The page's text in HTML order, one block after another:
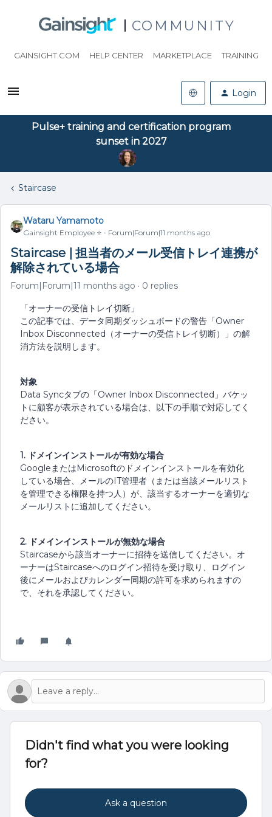
COMMUNITY
GAINSIGHT.COM HELP CENTER MARKETPLACE TRAINING
Login
Pulse+ training and certification program
sunset in 2027
Staircase
Wataru Yamamoto
Gainsight Employee ⭐️ Forum|Forum|11 months ago
Staircase | 担当者のメール受信トレイ連携が
解除されている場合
Forum|Forum|11 months ago 0 replies
「オーナーの受信トレイ切断」
この記事では、データ同期ダッシュボードの警告「Owner
Inbox Disconnected（オーナーの受信トレイ切断）」の解
消方法を説明します。
対象
Data Syncタブの「Owner Inbox Disconnected」バケッ
トに顧客が表示されている場合は、以下の手順で対応してく
ださい。
1. ドメインインストールが有効な場合
GoogleまたはMicrosoftのドメインインストールを有効化
している場合、メールのIT管理者（または当該メールリスト
を管理できる権限を持つ人）が、該当するオーナーを適切な
メールリストに追加してください。
2. ドメインインストールが無効な場合
Staircaseから該当オーナーに招待を送信してください。オ
ーナーはStaircaseへのログイン招待を受け取り、ログイン
後にメールおよびカレンダー同期の許可を求められますの
で、それを承認してください。
Didn't find what you were looking
for?
Ask a question